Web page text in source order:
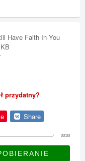
Have Faith In You
przydatny?
Share
00:00